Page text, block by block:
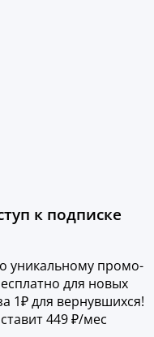
к подписке
уникальному промо-
для новых
1₽ для вернувшихся!
449 ₽/мес